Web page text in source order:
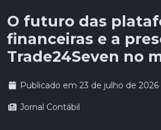
O futuro das
financeiras e a
Trade24Seven no
Publicado em 23 de julho de 2026
Jornal Contábil